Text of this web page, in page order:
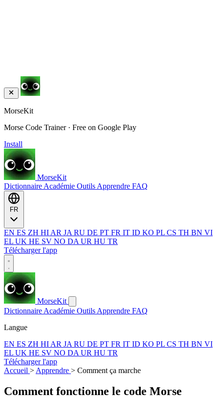
MorseKit
Morse Code Trainer · Free on Google Play
Install
MorseKit
Dictionnaire Académie Outils Apprendre FAQ
EN ES ZH HI AR JA RU DE PT FR IT ID KO PL CS TH BN VI
EL UK HE SV NO DA UR HU TR
Télécharger l'app
MorseKit
Dictionnaire Académie Outils Apprendre FAQ
Langue
EN ES ZH HI AR JA RU DE PT FR IT ID KO PL CS TH BN VI
EL UK HE SV NO DA UR HU TR
Télécharger l'app
Accueil > Apprendre > Comment ça marche
Comment fonctionne le code Morse